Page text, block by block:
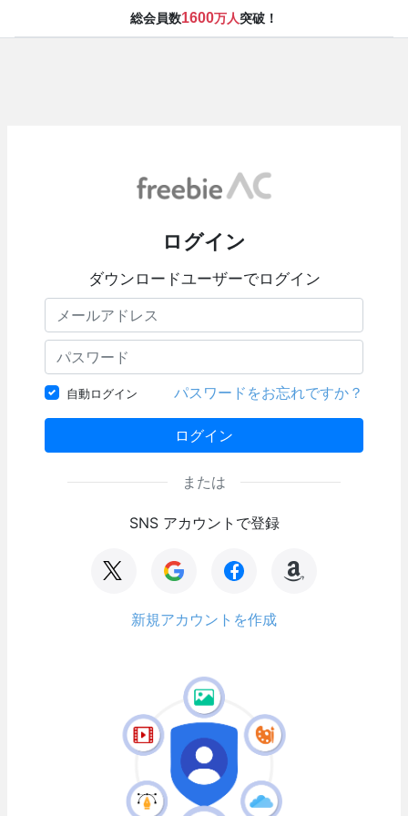
総会員数1600万人突破！
ログイン
ダウンロードユーザーでログイン
自動ログイン パスワードをお忘れですか？
ログイン
または
SNS アカウントで登録
新規アカウントを作成